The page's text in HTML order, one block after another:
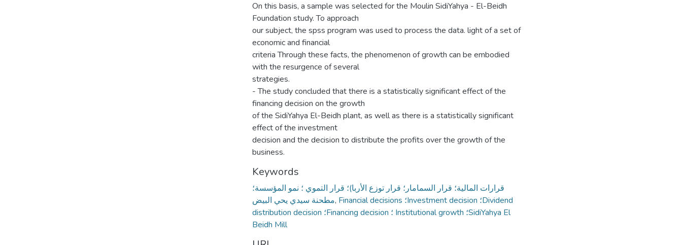
On this basis, a sample was selected for the Moulin SidiYahya - El-Beidh
Foundation study. To approach
our subject, the spss program was used to process the data. light of a set of
economic and financial
criteria Through these facts, the phenomenon of growth can be embodied
with the resurgence of several
strategies.
- The study concluded that there is a statistically significant effect of the
financing decision on the growth
of the SidiYahya El-Beidh plant, as well as there is a statistically significant
effect of the investment
decision and the decision to distribute the profits over the growth of the
business.
Keywords
قرارات المالية؛ قرار السمامار؛ قرار توزع الأربا)؛ قرار التموي ؛ نمو المؤسسة؛
مطحنة سيدي يحي البيض, Financial decisions ؛Investment decision ؛Dividend
distribution decision ؛Financing decision ؛ Institutional growth ؛SidiYahya El
Beidh Mill